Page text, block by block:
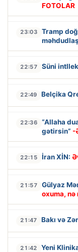
FOTOLAR
23:03
Tramp
22:57 Süni
22:49 Belçika
22:36
“Allaha
gətirsin” -
22:15 İran XİN:
21:57 Gülyaz
oxuma,
21:47 Bakı və
21:42 Yeni